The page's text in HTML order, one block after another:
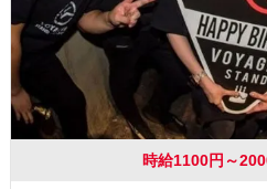
時給1100円～